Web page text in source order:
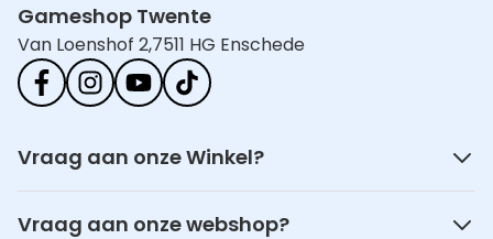
Gameshop Twente
Van Loenshof 2,7511 HG Enschede
Vraag aan onze Winkel?
Vraag aan onze webshop?